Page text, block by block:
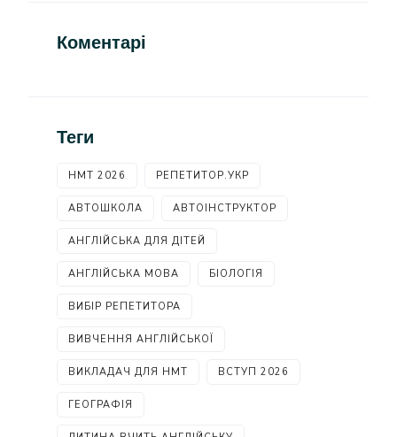
Коментарі
Теги
НМТ 2026 РЕПЕТИТОР.УКР
АВТОШКОЛА АВТОІНСТРУКТОР
АНГЛІЙСЬКА ДЛЯ ДІТЕЙ
АНГЛІЙСЬКА МОВА БІОЛОГІЯ
ВИБІР РЕПЕТИТОРА
ВИВЧЕННЯ АНГЛІЙСЬКОЇ
ВИКЛАДАЧ ДЛЯ НМТ ВСТУП 2026
ГЕОГРАФІЯ